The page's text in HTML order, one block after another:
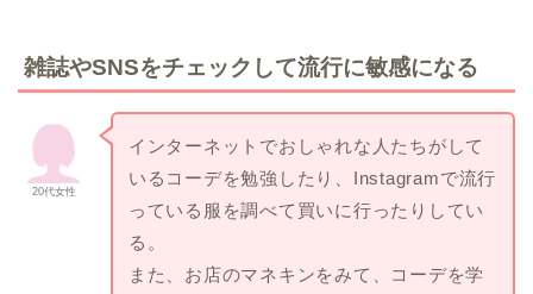
雑誌やSNSをチェックして流行に敏感になる
20代女性
インターネットでおしゃれな人たちがして
いるコーデを勉強したり、Instagramで流行
っている服を調べて買いに行ったりしてい
る。
また、お店のマネキンをみて、コーデを学
エディストクローゼット
メチャカリ
Rcawaii